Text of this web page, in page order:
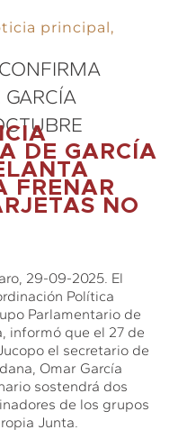
principal,
DE GARCÍA
FRENAR
NO
29-09-2025. El
Política
Parlamentario de
informó que el 27 de
el secretario de
Omar García
sostendrá dos
de los grupos
Junta.